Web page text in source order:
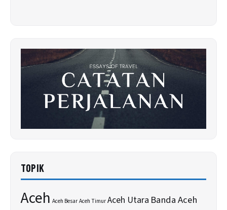
TOPIK
Aceh Aceh BesarAceh TimurAceh Utara Banda Aceh